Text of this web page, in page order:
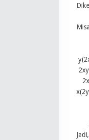
Misal
y
y
2xy
x(2y
f